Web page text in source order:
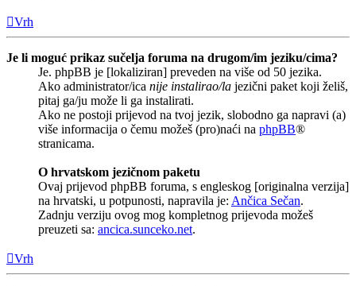
Vrh
Je li moguć prikaz sučelja foruma na drugom/im jeziku/cima?
Je. phpBB je [lokaliziran] preveden na više od 50 jezika.
Ako administrator/ica nije instalirao/la jezični paket koji želiš,
pitaj ga/ju može li ga instalirati.
Ako ne postoji prijevod na tvoj jezik, slobodno ga napravi (a)
više informacija o čemu možeš (pro)naći na phpBB®
stranicama.
O hrvatskom jezičnom paketu
Ovaj prijevod phpBB foruma, s engleskog [originalna verzija]
na hrvatski, u potpunosti, napravila je: Ančica Sečan.
Zadnju verziju ovog mog kompletnog prijevoda možeš
preuzeti sa: ancica.sunceko.net.
Vrh